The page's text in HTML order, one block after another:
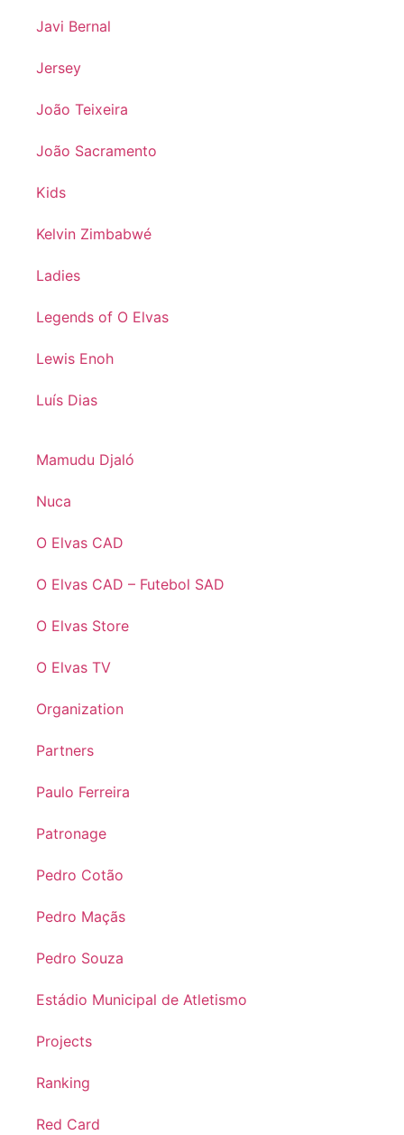
Javi Bernal
Jersey
João Teixeira
João Sacramento
Kids
Kelvin Zimbabwé
Ladies
Legends of O Elvas
Lewis Enoh
Luís Dias
Mamudu Djaló
Nuca
O Elvas CAD
O Elvas CAD – Futebol SAD
O Elvas Store
O Elvas TV
Organization
Partners
Paulo Ferreira
Patronage
Pedro Cotão
Pedro Maçãs
Pedro Souza
Estádio Municipal de Atletismo
Projects
Ranking
Red Card